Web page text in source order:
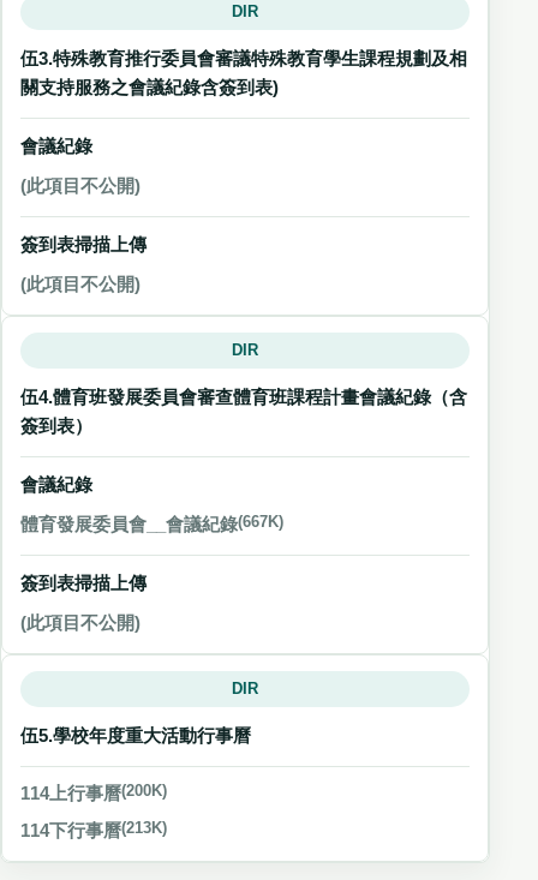
DIR
伍3.特殊教育推行委員會審議特殊教育學生課程規劃及相
關支持服務之會議紀錄含簽到表)
會議紀錄
(此項目不公開)
簽到表掃描上傳
(此項目不公開)
DIR
伍4.體育班發展委員會審查體育班課程計畫會議紀錄（含
簽到表）
會議紀錄
體育發展委員會__會議紀錄(667K)
簽到表掃描上傳
(此項目不公開)
DIR
伍5.學校年度重大活動行事曆
114上行事曆(200K)
114下行事曆(213K)